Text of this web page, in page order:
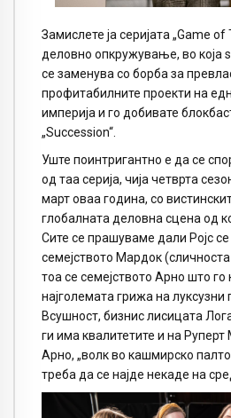
Замислете ја серијата „Game
деловно опкружување, во која
се заменува со борба за
профитабилните проекти на
империја и го добивате
„Succession“.
Уште поинтригантно е да се
од таа серија, чија четврта
март оваа година, со
глобалната деловна сцена од
Сите се прашуваме дали Ројс
семејството Мардок
тоа се семејството Арно што го
најголемата грижа на луксузни
Всушност, бизнис лисицата
ги има квалитетите и на
Арно, „волк во кашмирско
треба да се најде некаде на